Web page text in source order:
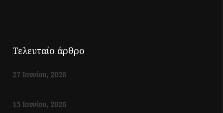
Τελευταίο άρθρο
27 Ιουνίου, 2026
15 Ιουνίου, 2026